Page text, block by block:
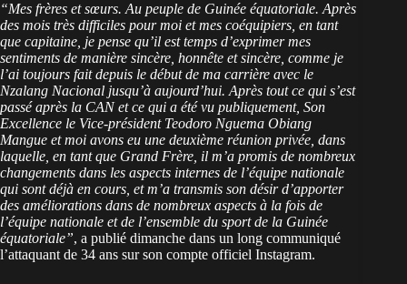
“Mes frères et sœurs. Au peuple de Guinée équatoriale. Après
des mois très difficiles pour moi et mes coéquipiers, en tant
que capitaine, je pense qu’il est temps d’exprimer mes
sentiments de manière sincère, honnête et sincère, comme je
l’ai toujours fait depuis le début de ma carrière avec le
Nzalang Nacional jusqu’à aujourd’hui. Après tout ce qui s’est
passé après la CAN et ce qui a été vu publiquement, Son
Excellence le Vice-président Teodoro Nguema Obiang
Mangue et moi avons eu une deuxième réunion privée, dans
laquelle, en tant que Grand Frère, il m’a promis de nombreux
changements dans les aspects internes de l’équipe nationale
qui sont déjà en cours, et m’a transmis son désir d’apporter
des améliorations dans de nombreux aspects à la fois de
l’équipe nationale et de l’ensemble du sport de la Guinée
équatoriale”, a publié dimanche dans un long communiqué
l’attaquant de 34 ans sur son compte officiel Instagram.